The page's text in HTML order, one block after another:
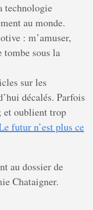
technologie
au monde.
: m’amuser,
tombe sous la
sur les
décalés. Parfois
et oublient trop
futur n’est plus ce
au dossier de
Chataigner.